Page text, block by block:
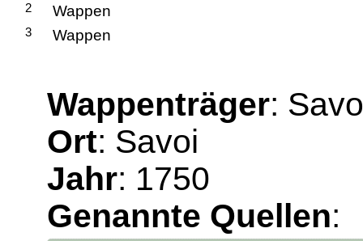
2 Wappen
3 Wappen
Wappenträger:
Ort: Savoi
Jahr: 1750
Genannte Quellen: